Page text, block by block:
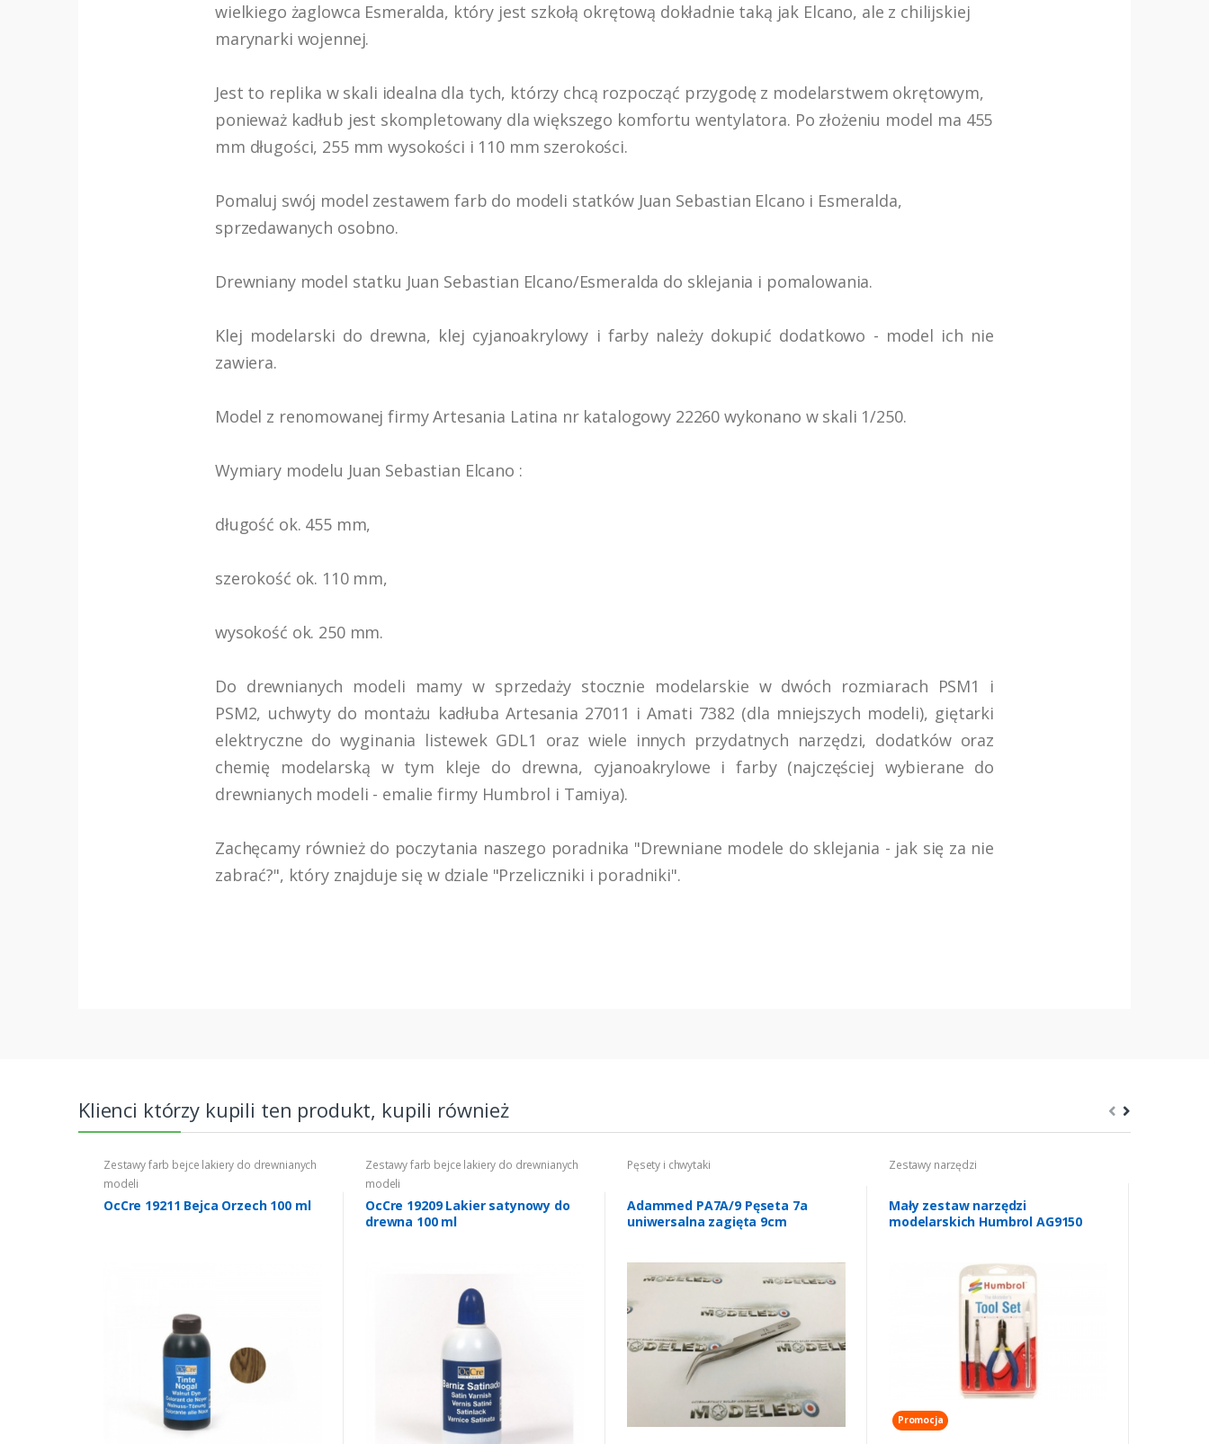
wielkiego żaglowca Esmeralda, który jest szkołą okrętową dokładnie taką jak Elcano, ale z chilijskiej
marynarki wojennej.
Jest to replika w skali idealna dla tych, którzy chcą rozpocząć przygodę z modelarstwem okrętowym,
ponieważ kadłub jest skompletowany dla większego komfortu wentylatora. Po złożeniu model ma 455
mm długości, 255 mm wysokości i 110 mm szerokości.
Pomaluj swój model zestawem farb do modeli statków Juan Sebastian Elcano i Esmeralda,
sprzedawanych osobno.
Drewniany model statku Juan Sebastian Elcano/Esmeralda do sklejania i pomalowania.
Klej modelarski do drewna, klej cyjanoakrylowy i farby należy dokupić dodatkowo - model ich nie
zawiera.
Model z renomowanej firmy Artesania Latina nr katalogowy 22260 wykonano w skali 1/250.
Wymiary modelu Juan Sebastian Elcano :
długość ok. 455 mm,
szerokość ok. 110 mm,
wysokość ok. 250 mm.
Do drewnianych modeli mamy w sprzedaży stocznie modelarskie w dwóch rozmiarach PSM1 i
PSM2, uchwyty do montażu kadłuba Artesania 27011 i Amati 7382 (dla mniejszych modeli), giętarki
elektryczne do wyginania listewek GDL1 oraz wiele innych przydatnych narzędzi, dodatków oraz
chemię modelarską w tym kleje do drewna, cyjanoakrylowe i farby (najczęściej wybierane do
drewnianych modeli - emalie firmy Humbrol i Tamiya).
Zachęcamy również do poczytania naszego poradnika "Drewniane modele do sklejania - jak się za nie
zabrać?", który znajduje się w dziale "Przeliczniki i poradniki".
Klienci którzy kupili ten produkt, kupili również
Zestawy farb bejce lakiery do drewnianych
modeli
OcCre 19211 Bejca Orzech 100 ml
Zestawy farb bejce lakiery do drewnianych
modeli
OcCre 19209 Lakier satynowy do
drewna 100 ml
Pęsety i chwytaki
Adammed PA7A/9 Pęseta 7a
uniwersalna zagięta 9cm
Zestawy narzędzi
Mały zestaw narzędzi
modelarskich Humbrol AG9150
Promocja